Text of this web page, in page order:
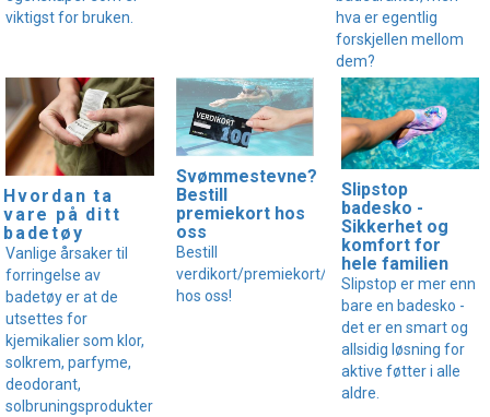
viktigst for bruken.
hva er egentlig
forskjellen mellom
dem?
Hvordan ta
vare på ditt
badetøy
Vanlige årsaker til
forringelse av
badetøy er at de
utsettes for
kjemikalier som klor,
solkrem, parfyme,
deodorant,
solbruningsprodukter
Svømmestevne?
Bestill
premiekort hos
oss
Bestill
verdikort/premiekort/gavekort
hos oss!
Slipstop
badesko -
Sikkerhet og
komfort for
hele familien
Slipstop er mer enn
bare en badesko -
det er en smart og
allsidig løsning for
aktive føtter i alle
aldre.